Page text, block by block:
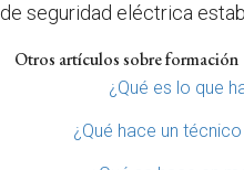
de seguridad eléctrica
Otros artículos sobre formación
¿Qué es lo que
¿Qué hace un